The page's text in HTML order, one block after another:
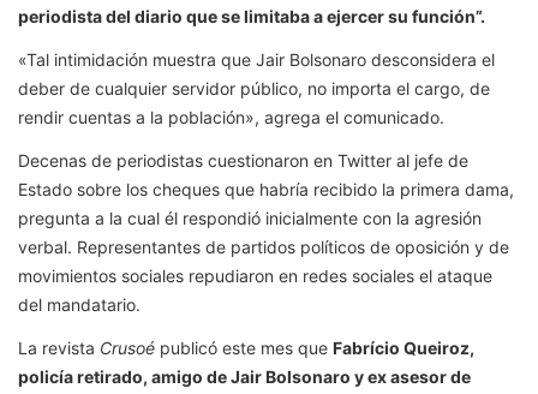
periodista del diario que se limitaba a ejercer su función”.
«Tal intimidación muestra que Jair Bolsonaro desconsidera el
deber de cualquier servidor público, no importa el cargo, de
rendir cuentas a la población», agrega el comunicado.
Decenas de periodistas cuestionaron en Twitter al jefe de
Estado sobre los cheques que habría recibido la primera dama,
pregunta a la cual él respondió inicialmente con la agresión
verbal. Representantes de partidos políticos de oposición y de
movimientos sociales repudiaron en redes sociales el ataque
del mandatario.
La revista Crusoé publicó este mes que Fabrício Queiroz,
policía retirado, amigo de Jair Bolsonaro y ex asesor de